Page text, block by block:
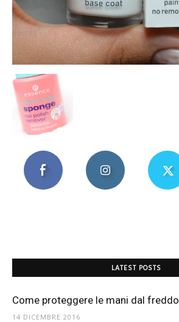
LATEST POSTS
Come proteggere le mani dal freddo
14 DICEMBRE 2016